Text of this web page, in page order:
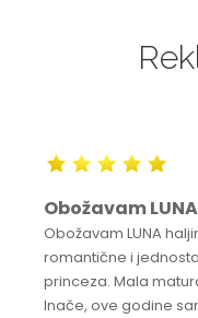
Obožavam
Obožavam LUNA
romantične i
princeza. Mala
Inače, ove godine